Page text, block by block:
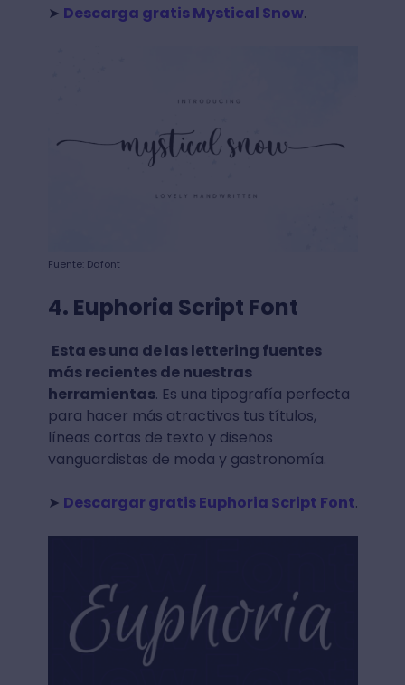
➤ Descarga gratis Mystical Snow.
Fuente: Dafont
4. Euphoria Script Font
Esta es una de las lettering fuentes
más recientes de nuestras
herramientas. Es una tipografía perfecta
para hacer más atractivos tus títulos,
líneas cortas de texto y diseños
vanguardistas de moda y gastronomía.
➤ Descargar gratis Euphoria Script Font.